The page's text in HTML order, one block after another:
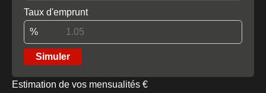
Taux d'emprunt
%
Simuler
Estimation de vos mensualités €